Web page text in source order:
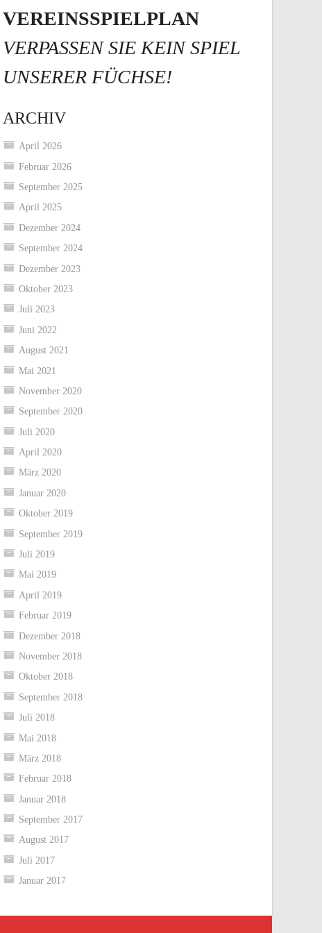
VEREINSSPIELPLAN
VERPASSEN SIE KEIN SPIEL
UNSERER FÜCHSE!
ARCHIV
April 2026
Februar 2026
September 2025
April 2025
Dezember 2024
September 2024
Dezember 2023
Oktober 2023
Juli 2023
Juni 2022
August 2021
Mai 2021
November 2020
September 2020
Juli 2020
April 2020
März 2020
Januar 2020
Oktober 2019
September 2019
Juli 2019
Mai 2019
April 2019
Februar 2019
Dezember 2018
November 2018
Oktober 2018
September 2018
Juli 2018
Mai 2018
März 2018
Februar 2018
Januar 2018
September 2017
August 2017
Juli 2017
Januar 2017